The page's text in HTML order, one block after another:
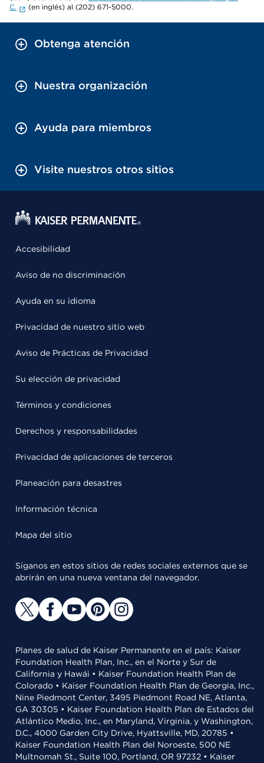
C.
(en inglés) al (202) 671-5000.
Obtenga atención
Nuestra organización
Ayuda para miembros
Visite nuestros otros sitios
Accesibilidad
Aviso de no discriminación
Ayuda en su idioma
Privacidad de nuestro sitio web
Aviso de Prácticas de Privacidad
Su elección de privacidad
Términos y condiciones
Derechos y responsabilidades
Privacidad de aplicaciones de terceros
Planeación para desastres
Información técnica
Mapa del sitio
Síganos en estos sitios de redes sociales externos que se
abrirán en una nueva ventana del navegador.
Planes de salud de Kaiser Permanente en el país: Kaiser
Foundation Health Plan, Inc., en el Norte y Sur de
California y Hawái • Kaiser Foundation Health Plan de
Colorado • Kaiser Foundation Health Plan de Georgia, Inc.,
Nine Piedmont Center, 3495 Piedmont Road NE, Atlanta,
GA 30305 • Kaiser Foundation Health Plan de Estados del
Atlántico Medio, Inc., en Maryland, Virginia, y Washington,
D.C., 4000 Garden City Drive, Hyattsville, MD, 20785 •
Kaiser Foundation Health Plan del Noroeste, 500 NE
Multnomah St., Suite 100, Portland, OR 97232 • Kaiser